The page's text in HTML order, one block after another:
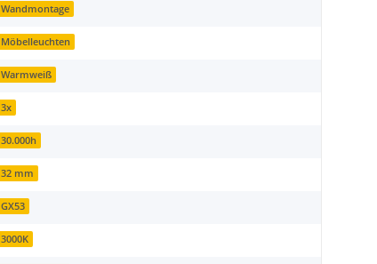
Wandmontage
Möbelleuchten
Warmweiß
3x
30.000h
32 mm
GX53
3000K